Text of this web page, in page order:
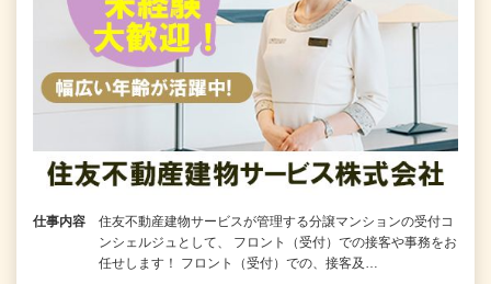
仕事内容
住友不動産建物サービスが管理する分譲マンションの受付コ
ンシェルジュとして、 フロント（受付）での接客や事務をお
任せします！ フロント（受付）での、接客及…